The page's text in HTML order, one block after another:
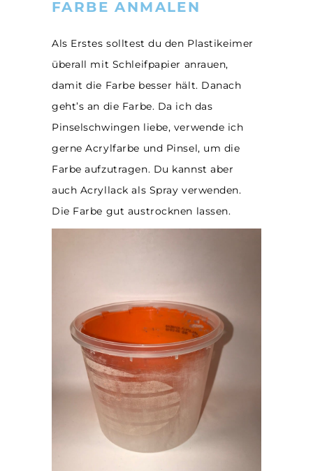
FARBE ANMALEN
Als Erstes solltest du den Plastikeimer
überall mit Schleifpapier anrauen,
damit die Farbe besser hält. Danach
geht’s an die Farbe. Da ich das
Pinselschwingen liebe, verwende ich
gerne Acrylfarbe und Pinsel, um die
Farbe aufzutragen. Du kannst aber
auch Acryllack als Spray verwenden.
Die Farbe gut austrocknen lassen.